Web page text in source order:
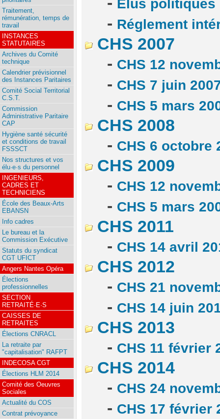
Élus politiques
- Réglement
CHS 2007
- CHS 12
- CHS 7 juin
- CHS 5 mars
CHS 2008
- CHS 6 octobre
CHS 2009
- CHS 12
- CHS 5 mars
CHS 2011
- CHS 14 avril
CHS 2012
- CHS 21
- CHS 14 juin
CHS 2013
- CHS 11 février
CHS 2014
- CHS 24
- CHS 17 février
Traitement,
rémunération, temps de
travail
INSTANCES
STATUTAIRES
Archives du Comité
technique
Calendrier prévisionnel
des Instances Paritaires
Comité Social Territorial
C.S.T.
Commission
Administrative Paritaire
CAP
Hygiène santé sécurité
et conditions de travail
FSSSCT
Nos structures et vos
élu·e·s du personnel
INGENIEURS,
CADRES ET
TECHNICIENS
École des Beaux-Arts
EBANSN
Info cadres
Le bureau et la
Commission Exécutive
Statuts du syndicat
CGT UFICT
Angers Nantes Opéra
Élections
professionnelles
SECTION
RETRAITÉ·E·S
CAISSES DE
RETRAITES
Élections CNRACL
La retraite par
"capitalisation" RAFPT
INDECOSA CGT
Élections HLM 2014
Comité des Oeuvres
Sociales
Actualité du COS
Contrat prévoyance